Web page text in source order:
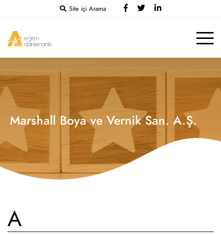
Site içi Arama
Marshall Boya ve Vernik San. A.Ş.
A